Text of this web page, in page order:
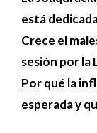
está
Crece el
sesión por la
Por qué la
esperada y